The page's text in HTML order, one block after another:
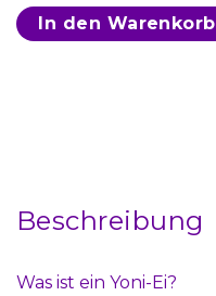
In den Warenkorb
Beschreibung
Was ist ein Yoni-Ei?